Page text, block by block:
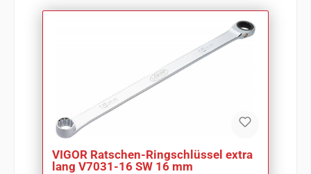
VIGOR Ratschen-Ringschlüssel extra
lang V7031-16 SW 16 mm